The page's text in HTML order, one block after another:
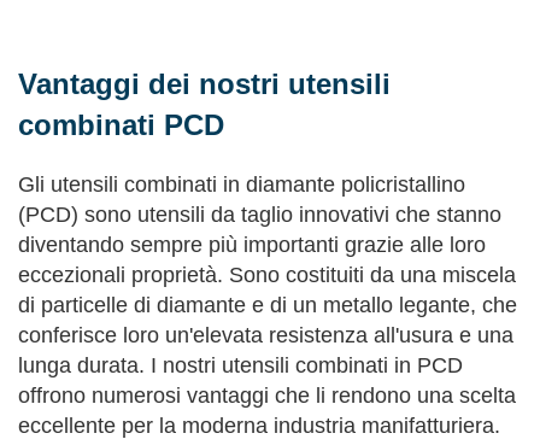
Vantaggi dei nostri utensili
combinati PCD
Gli utensili combinati in diamante policristallino
(PCD) sono utensili da taglio innovativi che stanno
diventando sempre più importanti grazie alle loro
eccezionali proprietà. Sono costituiti da una miscela
di particelle di diamante e di un metallo legante, che
conferisce loro un'elevata resistenza all'usura e una
lunga durata. I nostri utensili combinati in PCD
offrono numerosi vantaggi che li rendono una scelta
eccellente per la moderna industria manifatturiera.